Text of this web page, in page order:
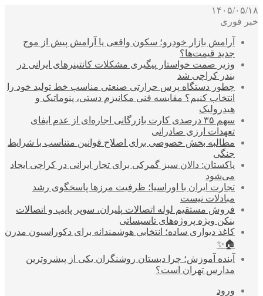
۱۴۰۵/۰۵/۱۸
خبر فوری
آرامش بازار خودرو؛ سکون واقعی یا آرامش پیش از موج
جدید قیمت‌ها؟
وزیر صمت خواستار پیگیری مشکلات کانتینرهای ایرانی در
بندر کراچی شد
چطور دستگاه پرس حرارتی صنعتی مناسب خط تولید خود را
انتخاب کنیم؟ مقایسه فنی مکانیزم دستی، پنوماتیک و
هیدرولیک
سهم ۳۵ درصدی کارت بازرگانی اجاره‌ای از عدم ایفای
تعهدات ارزی صادراتی
مطالبه بخش خصوصی برای اصلاح قوانین متناسب با شرایط
جنگی
پاکستان: دالان سبز گمرکی برای تجار ایرانی در کراچی ایجاد
می‌شود
تجارت ایران با اوراسیا؛ ظرفیت مرزها پاسخگوی رشد
مبادلات نیست
فروش مستقیم لوله اتصالات پلیران، سوپر پایپ و اتصالات
بنکن ویژه پروژه‌های تاسیساتی
کاغذ دیواری ساده؛ انتخابی هوشمندانه برای دکوراسیون مدرن
🏠✨
آینده آموزش؛ چرا دبستان روشنگران یکی از پیشروترین
مدارس تهران است؟
ورود